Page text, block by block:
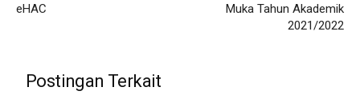
eHAC
Muka Tahun Akademik
2021/2022
Postingan Terkait